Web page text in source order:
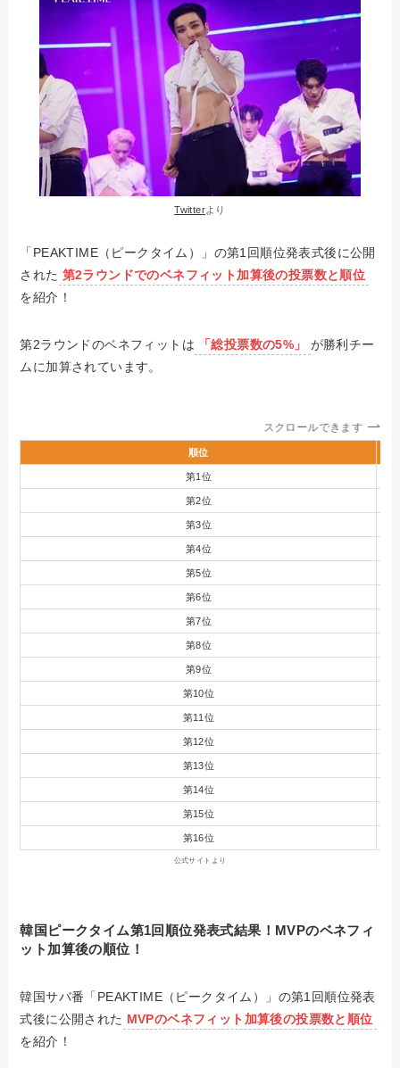
Twitterより
「PEAKTIME（ピークタイム）」の第1回順位発表式後に公開
された 第2ラウンドでのベネフィット加算後の投票数と順位
を紹介！
第2ラウンドのベネフィットは 「総投票数の5%」
が勝利チー
ムに加算されています。
スクロールできます
順位
第1位
第2位
第3位
第4位
第5位
第6位
第7位
第8位
第9位
第10位
第11位
第12位
第13位
第14位
第15位
第16位
公式サイトより
韓国ピークタイム第1回順位発表式結果！MVPのベネフィ
ット加算後の順位！
韓国サバ番「PEAKTIME（ピークタイム）」の第1回順位発表
式後に公開された MVPのベネフィット加算後の投票数と順位
を紹介！